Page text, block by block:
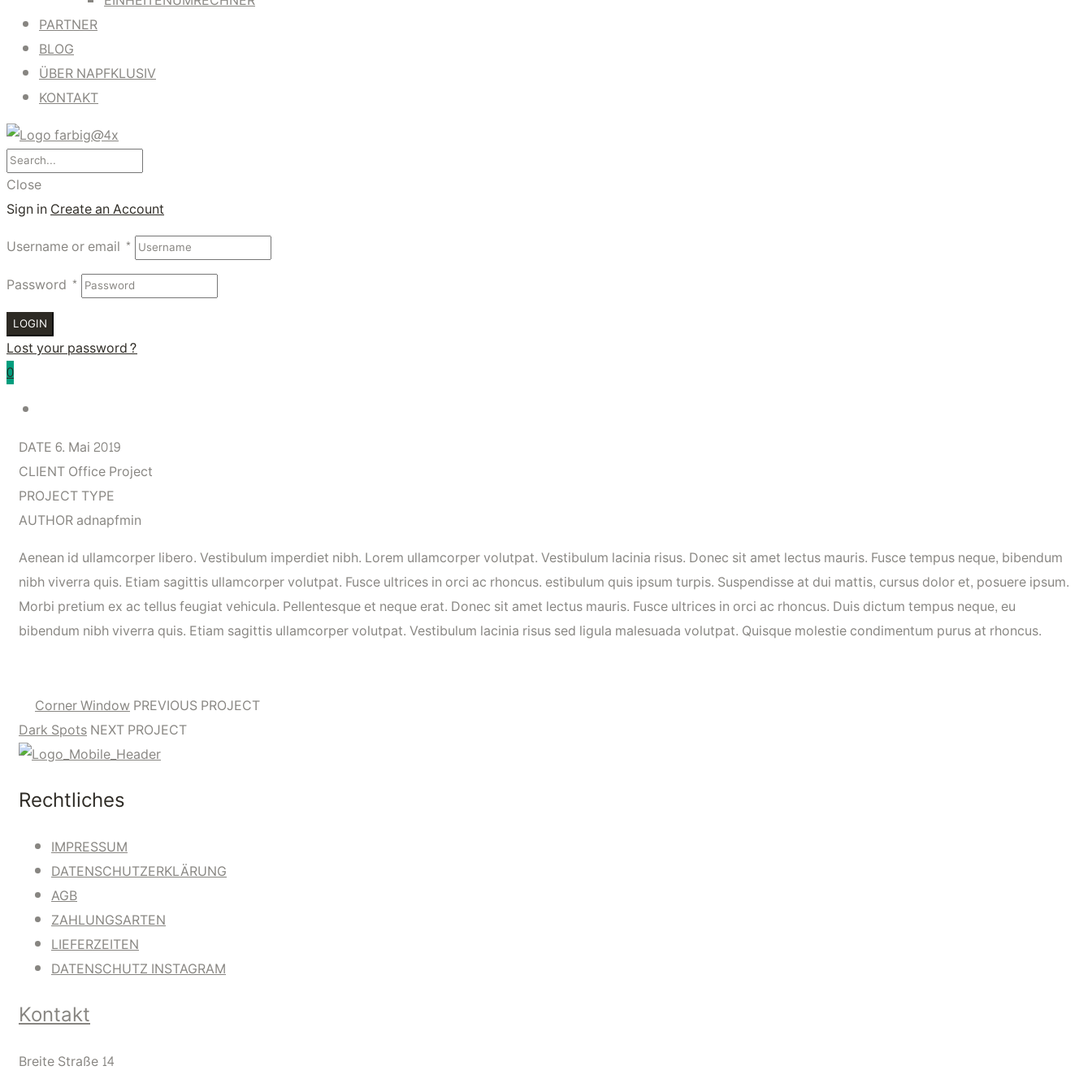
PARTNER
BLOG
ÜBER NAPFKLUSIV
KONTAKT
Close
Sign inCreate an Account
Username or email *
Password *
LOGIN
Lost your password?
0
DATE6. Mai 2019
CLIENTOffice Project
PROJECT TYPE
AUTHORadnapfmin
Aenean id ullamcorper libero. Vestibulum imperdiet nibh. Lorem ullamcorper volutpat. Vestibulum lacinia risus. Donec sit amet lectus mauris. Fusce tempus neque, bibendum
nibh viverra quis. Etiam sagittis ullamcorper volutpat. Fusce ultrices in orci ac rhoncus. estibulum quis ipsum turpis. Suspendisse at dui mattis, cursus dolor et, posuere ipsum.
Morbi pretium ex ac tellus feugiat vehicula. Pellentesque et neque erat. Donec sit amet lectus mauris. Fusce ultrices in orci ac rhoncus. Duis dictum tempus neque, eu
bibendum nibh viverra quis. Etiam sagittis ullamcorper volutpat. Vestibulum lacinia risus sed ligula malesuada volutpat. Quisque molestie condimentum purus at rhoncus.
Corner WindowPREVIOUS PROJECT
Dark SpotsNEXT PROJECT
Rechtliches
IMPRESSUM
DATENSCHUTZERKLÄRUNG
AGB
ZAHLUNGSARTEN
LIEFERZEITEN
DATENSCHUTZ INSTAGRAM
Kontakt
Breite Straße 14